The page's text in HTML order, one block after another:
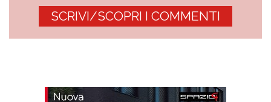
SCRIVI/SCOPRI I COMMENTI